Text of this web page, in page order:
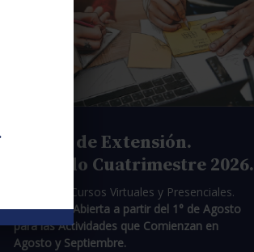
Cursos de Extensión.
Segundo Cuatrimestre 2026.
Pasantías. Cursos Virtuales y Presenciales.
Inscripción Abierta a partir del 1° de Agosto
para las Actividades que Comienzan en
Agosto y Septiembre.